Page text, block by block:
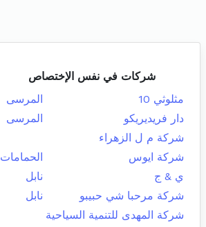
شركات في نفس الإختصاص
مثلوثي 10
المرسى
دار فريديريكو
المرسى
شركة م ل الزهراء
شركة ايوس
الحمامات
ي & ج
نابل
شركة مرحبا شي حبيبو
نابل
شركة المهدى للتنمية السياحية